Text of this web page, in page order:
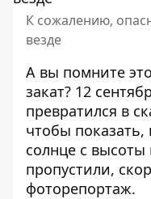
К сожалению,
везде
А вы помните
закат? 12
превратился в
чтобы показать,
солнце с высоты
пропустили,
фоторепортаж.